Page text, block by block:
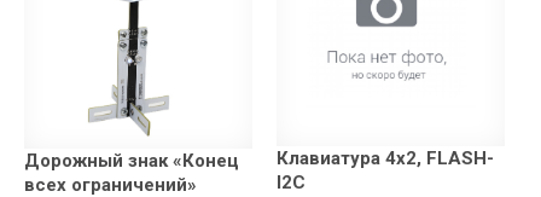
Дорожный знак «Конец
всех ограничений»
Клавиатура 4x2, FLASH-
I2C